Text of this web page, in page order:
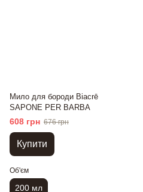
Мило для бороди Biacrē
SAPONE PER BARBA
608 грн 676 грн
Купити
Об'єм
200 мл